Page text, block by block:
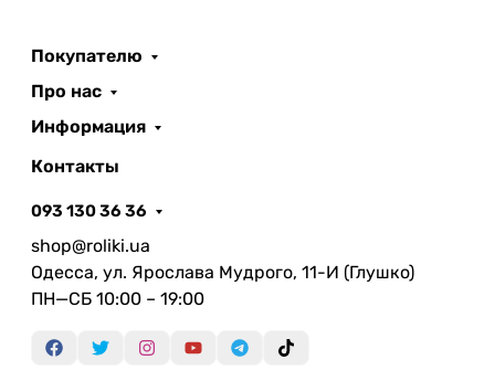
Покупателю
Про нас
Информация
Контакты
093 130 36 36
shop@roliki.ua
Одесса, ул. Ярослава Мудрого, 11-И (Глушко)
ПН—СБ 10:00 – 19:00